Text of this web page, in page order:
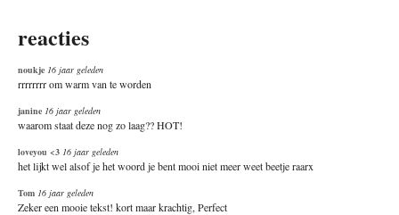
reacties
noukje 16 jaar geleden
rrrrrrrr om warm van te worden
janine 16 jaar geleden
waarom staat deze nog zo laag?? HOT!
loveyou <3 16 jaar geleden
het lijkt wel alsof je het woord je bent mooi niet meer weet beetje raarx
Tom 16 jaar geleden
Zeker een mooie tekst! kort maar krachtig, Perfect